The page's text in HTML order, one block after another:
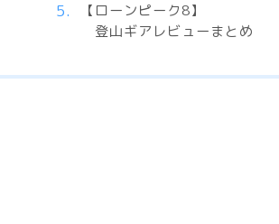
【ローンピーク8】
登山ギアレビューまとめ